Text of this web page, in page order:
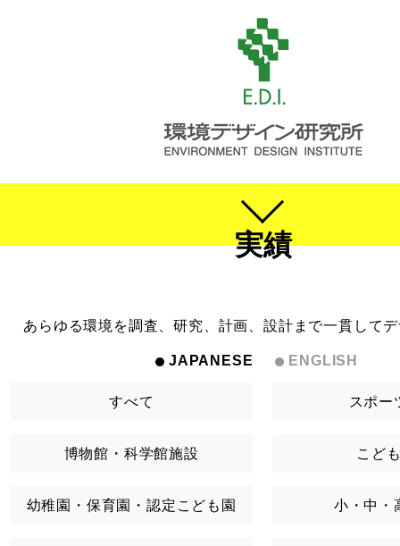
実績
あらゆる環境を調査、研究、計画、設計まで一貫して
JAPANESE ENGLISH
すべて スポー
博物館・科学館施設 こど
幼稚園・保育園・認定こども園 小・中・